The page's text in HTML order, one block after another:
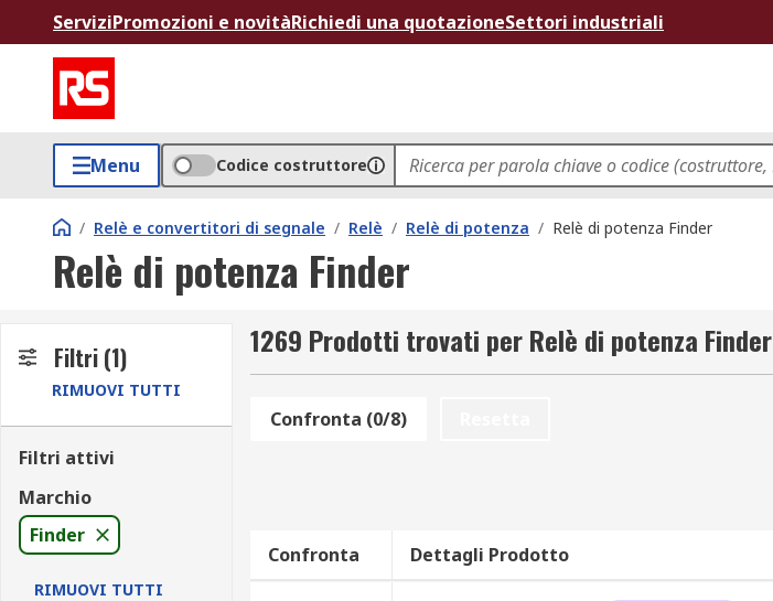
ServiziPromozioni e novitàRichiedi una quotazioneSettori industriali
Menu Codice costruttore
/ Relè e convertitori di segnale / Relè / Relè di potenza / Relè di potenza Finder
Relè di potenza Finder
Filtri (1)
RIMUOVI TUTTI
Filtri attivi
Marchio
Finder
RIMUOVI TUTTI
1269 Prodotti trovati per Relè di potenza Finder
Confronta (0/8)
Confronta Dettagli Prodotto